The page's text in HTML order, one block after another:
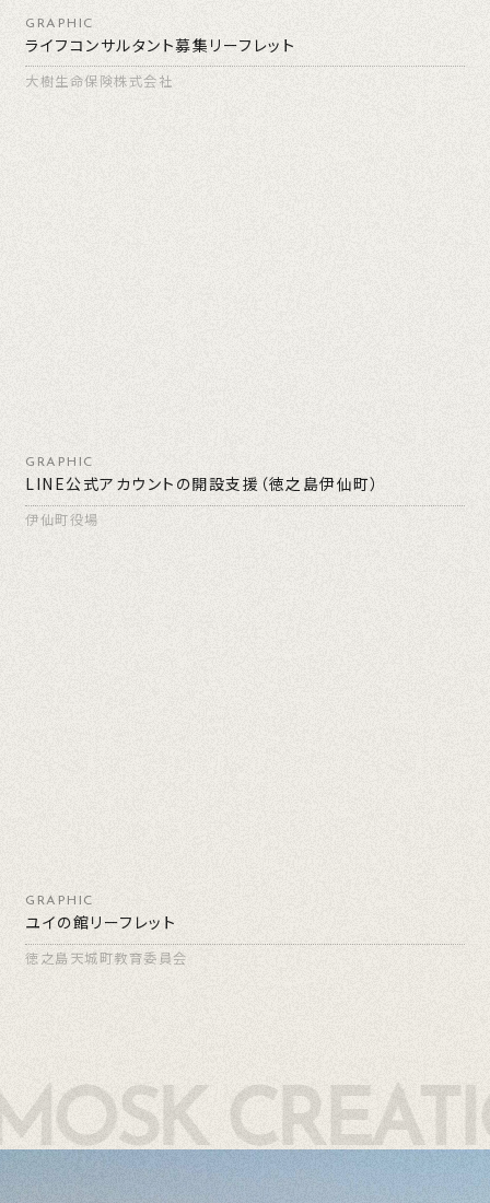
GRAPHIC
ライフコンサルタント募集リーフレット
大樹生命保険株式会社
GRAPHIC
LINE公式アカウントの開設支援（徳之島伊仙町）
伊仙町役場
GRAPHIC
ユイの館リーフレット
徳之島天城町教育委員会